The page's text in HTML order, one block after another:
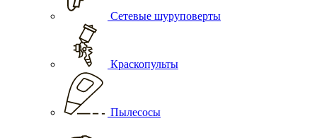
Сетевые шуруповерты
Краскопульты
Пылесосы